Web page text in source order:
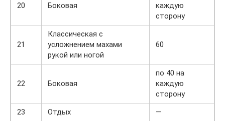
20 Боковая
каждую
сторону
21
Классическая с
усложнением махами
рукой или ногой
60
22 Боковая
по 40 на
каждую
сторону
23
Отдых —